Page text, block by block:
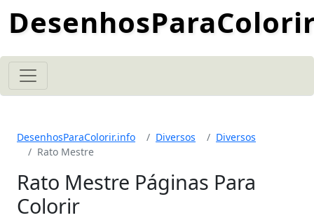
DesenhosParaColorir.info Diversos
Diversos
Rato Mestre
Rato Mestre Páginas Para
Colorir